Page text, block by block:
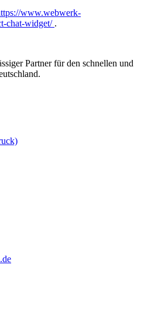
www.webwerk-
chat-widget/ .
Partner für den schnellen und